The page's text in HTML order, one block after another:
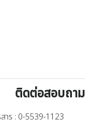
ติดต่อสอบถาม
าร : 0-5539-1123